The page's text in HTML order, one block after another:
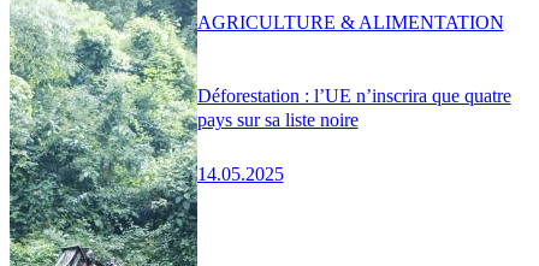
Déforestation : l’UE n’inscrira que quatre
pays sur sa liste noire
14.05.2025
AGRICULTURE & ALIMENTATION